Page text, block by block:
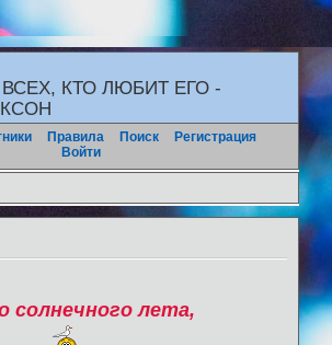
КТО ЛЮБИТ ЕГО -
Правила Поиск
Регистрация
Войти
солнечного лета,